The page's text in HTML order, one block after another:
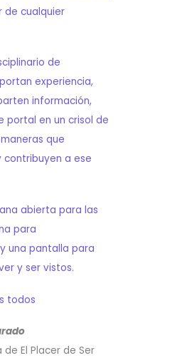
de cualquier
de
experiencia,
información,
portal en un crisol de
que
a ese
abierta para las
para
una pantalla para
y ser vistos.
todos
El Placer de Ser